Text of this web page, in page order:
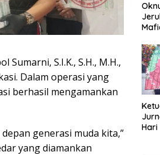
S.I.K., S.H., M.H.,
Dalam operasi yang
berhasil mengamankan
generasi muda kita,”
yang diamankan